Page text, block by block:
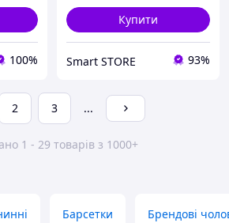
100%
Купити
Smart STORE 93%
2 3 ...
1 - 29 товарів з 1000+
Барсетки Брендові